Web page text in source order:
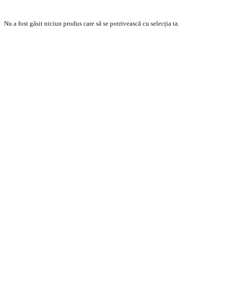
Nu a fost găsit niciun produs care să se potrivească cu selecția ta.